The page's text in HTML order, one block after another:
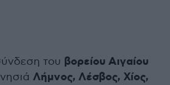
του βορείου Αιγαίου
Λήμνος, Λέσβος, Χίος,